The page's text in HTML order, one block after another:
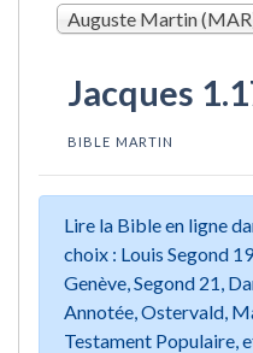
Auguste Martin
Jacques
BIBLE MARTIN
Lire la Bible en ligne
choix : Louis Segond
Genève, Segond 21,
Annotée, Ostervald,
Testament Populaire,